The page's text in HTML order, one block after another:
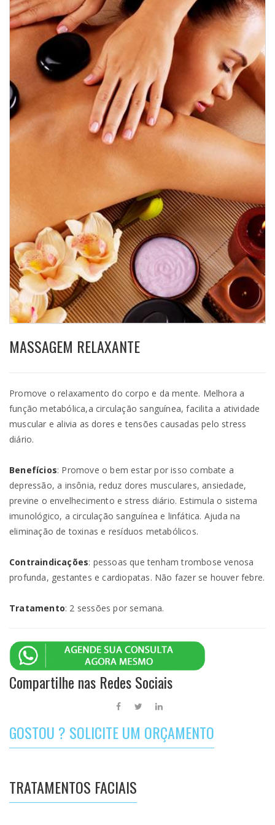
MASSAGEM RELAXANTE
Promove o relaxamento do corpo e da mente. Melhora a
função metabólica,a circulação sanguínea, facilita a atividade
muscular e alivia as dores e tensões causadas pelo stress
diário.
Benefícios: Promove o bem estar por isso combate a
depressão, a insônia, reduz dores musculares, ansiedade,
previne o envelhecimento e stress diário. Estimula o sistema
imunológico, a circulação sanguínea e linfática. Ajuda na
eliminação de toxinas e resíduos metabólicos.
Contraindicações: pessoas que tenham trombose venosa
profunda, gestantes e cardiopatas. Não fazer se houver febre.
Tratamento: 2 sessões por semana.
Compartilhe nas Redes Sociais
GOSTOU ? SOLICITE UM ORÇAMENTO
TRATAMENTOS FACIAIS